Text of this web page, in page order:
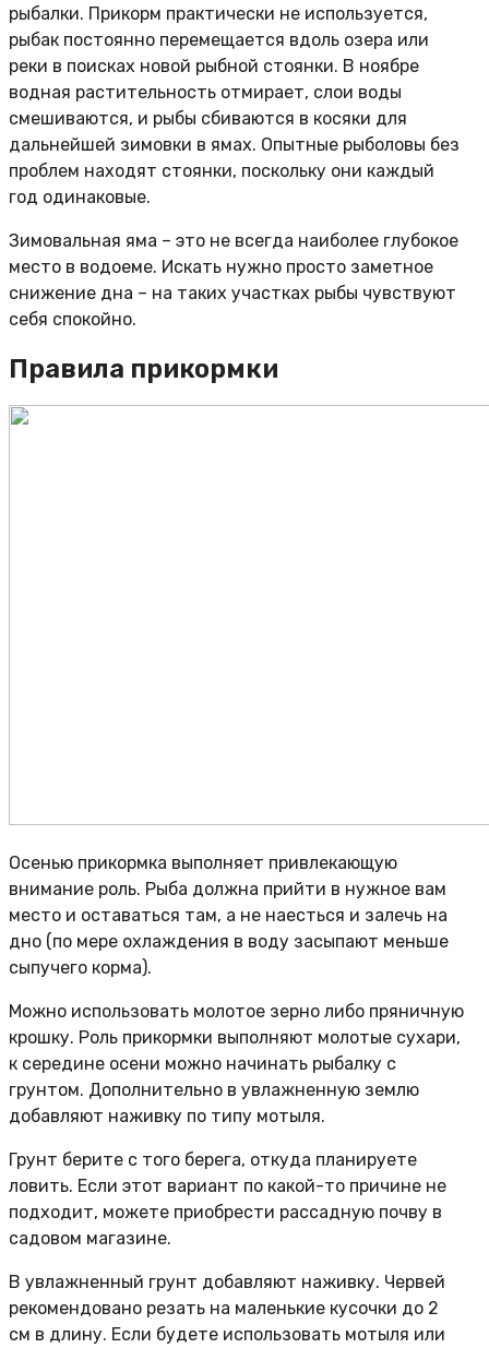
рыбалки. Прикорм практически не используется,
рыбак постоянно перемещается вдоль озера или
реки в поисках новой рыбной стоянки. В ноябре
водная растительность отмирает, слои воды
смешиваются, и рыбы сбиваются в косяки для
дальнейшей зимовки в ямах. Опытные рыболовы без
проблем находят стоянки, поскольку они каждый
год одинаковые.
Зимовальная яма – это не всегда наиболее глубокое
место в водоеме. Искать нужно просто заметное
снижение дна – на таких участках рыбы чувствуют
себя спокойно.
Правила прикормки
Осенью прикормка выполняет привлекающую
внимание роль. Рыба должна прийти в нужное вам
место и оставаться там, а не наесться и залечь на
дно (по мере охлаждения в воду засыпают меньше
сыпучего корма).
Можно использовать молотое зерно либо пряничную
крошку. Роль прикормки выполняют молотые сухари,
к середине осени можно начинать рыбалку с
грунтом. Дополнительно в увлажненную землю
добавляют наживку по типу мотыля.
Грунт берите с того берега, откуда планируете
ловить. Если этот вариант по какой-то причине не
подходит, можете приобрести рассадную почву в
садовом магазине.
В увлажненный грунт добавляют наживку. Червей
рекомендовано резать на маленькие кусочки до 2
см в длину. Если будете использовать мотыля или